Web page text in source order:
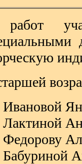
Ивановой
Лактиной
Федорову
Бабуриной